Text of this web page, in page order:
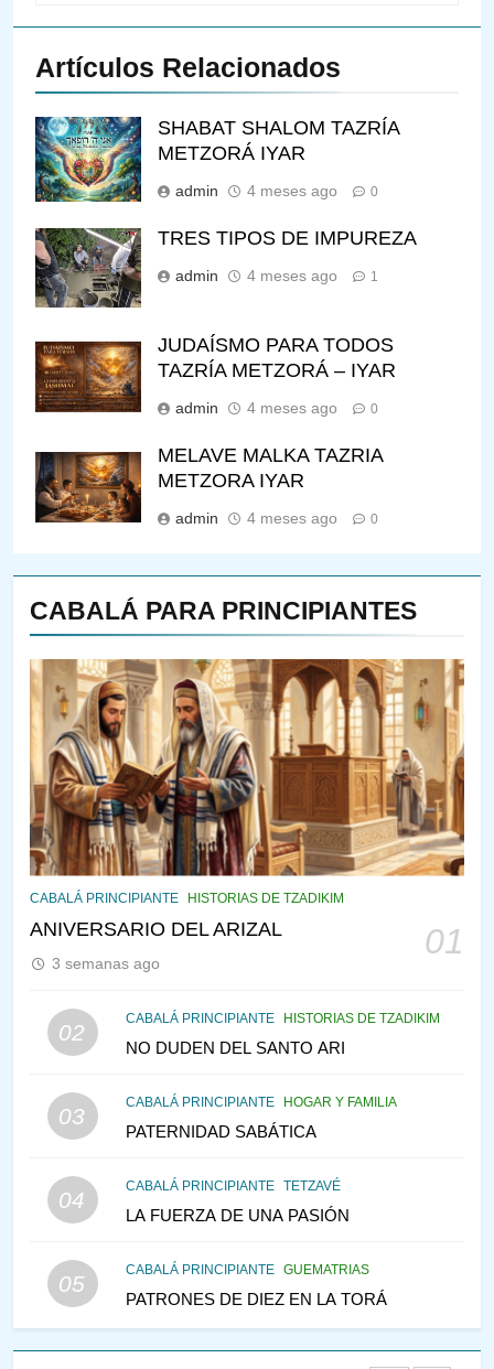
CABALÁ PARA PRINCIPIANTES
CABALÁ PRINCIPIANTE HISTORIAS DE TZADIKIM
ANIVERSARIO DEL ARIZAL 01
3 semanas ago
02
CABALÁ PRINCIPIANTE HISTORIAS DE TZADIKIM
NO DUDEN DEL SANTO ARI
03
CABALÁ PRINCIPIANTE HOGAR Y FAMILIA
PATERNIDAD SABÁTICA
04
CABALÁ PRINCIPIANTE TETZAVÉ
LA FUERZA DE UNA PASIÓN
05
CABALÁ PRINCIPIANTE GUEMATRIAS
PATRONES DE DIEZ EN LA TORÁ
143
¿QUIÉN ES SABIO? EL QUE
VE LO QUE VA A NACER
PENSAMIENTO JUDÍO PIRKEI AVOT
144
CABALÁ Y JASIDUT: EL
CONSEJO DE LOS PADRES
145
TEMPLO Y LA ALEGRÍA EN
VEAMOS ¿POR QUÉ
IEHOSHÚA? Y LA QUEJA DE
1
CONVERSAR CON LA MUJER
A LA LUZ DEL JUDAÍSMO
Artículos Relacionados
SHABAT SHALOM TAZRÍA
METZORÁ IYAR
admin 4 meses ago 0
TRES TIPOS DE IMPUREZA
admin 4 meses ago 1
JUDAÍSMO PARA TODOS
TAZRÍA METZORÁ – IYAR
admin 4 meses ago 0
MELAVE MALKA TAZRIA
METZORA IYAR
admin 4 meses ago 0